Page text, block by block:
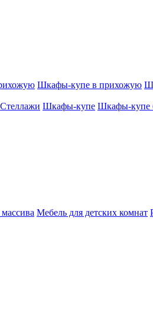
Шкафы-купе в прихожую
Стеллажи Шкафы-купе Шкафы-купе
Мебель для детских комнат